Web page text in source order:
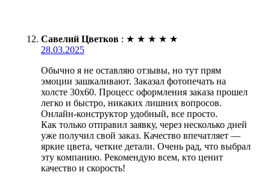
Савелий Цветков : ★ ★ ★ ★ ★
28.03.2025
Обычно я не оставляю отзывы, но тут прям
эмоции зашкаливают. Заказал фотопечать на
холсте 30х60. Процесс оформления заказа прошел
легко и быстро, никаких лишних вопросов.
Онлайн-конструктор удобный, все просто.
Как только отправил заявку, через несколько дней
уже получил свой заказ. Качество впечатляет —
яркие цвета, четкие детали. Очень рад, что выбрал
эту компанию. Рекомендую всем, кто ценит
качество и скорость!